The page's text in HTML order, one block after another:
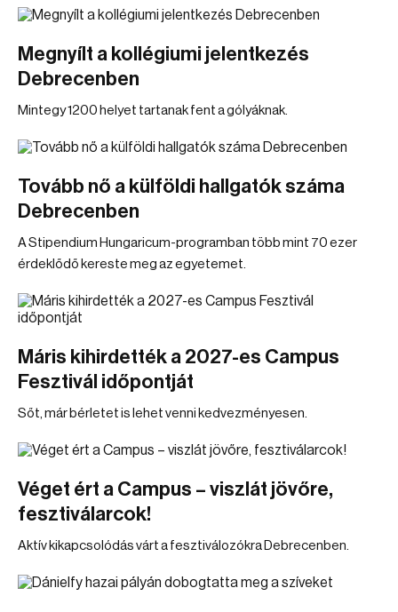
Megnyílt a kollégiumi jelentkezés
Debrecenben
Mintegy 1200 helyet tartanak fent a gólyáknak.
Tovább nő a külföldi hallgatók száma
Debrecenben
A Stipendium Hungaricum-programban több mint 70 ezer
érdeklődő kereste meg az egyetemet.
Máris kihirdették a 2027-es Campus
Fesztivál időpontját
Sőt, már bérletet is lehet venni kedvezményesen.
Véget ért a Campus – viszlát jövőre,
fesztiválarcok!
Aktív kikapcsolódás várt a fesztiválozókra Debrecenben.